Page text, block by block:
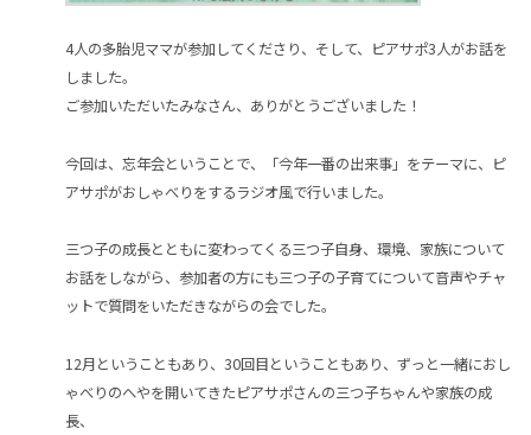
4人の多胎児ママが参加してくださり、そして、ピアサポ3人がお話を
しました。
ご参加いただいたみなさん、ありがとうございました！
今回は、忘年会ということで、「今年一番の出来事」をテーマに、ピ
アサポがおしゃべりをするラジオ風で行いました。
三つ子の成長とともに変わってくる三つ子自身、環境、家族について
お話をしながら、参加者の方にも三つ子の子育てについて音声やチャ
ットで質問をいただきながらの会でした。
12月ということもあり、30回目ということもあり、ずっと一緒におし
ゃべりのへやを開いてきたピアサポさんの三つ子ちゃんや家族の成
長、